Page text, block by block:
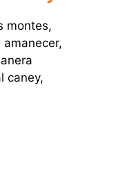
montes,
caney,